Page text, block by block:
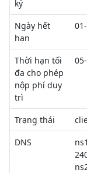
ký
Ngày hết
hạn
Thời hạn tối
đa cho phép
nộp phí duy
trì
Trạng thái
DNS